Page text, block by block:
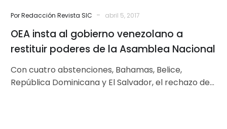
Por Redacción Revista SIC - abril 5, 2017
OEA insta al gobierno venezolano a
restituir poderes de la Asamblea Nacional
Con cuatro abstenciones, Bahamas, Belice,
República Dominicana y El Salvador, el rechazo de